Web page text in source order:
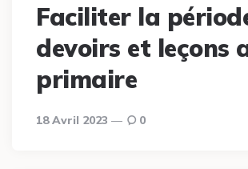
Faciliter la
devoirs et leçons
primaire
18 Avril 2023 0